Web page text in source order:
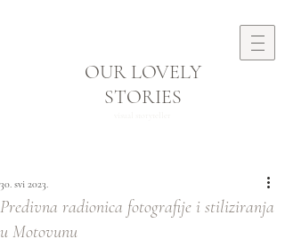
OUR LOVELY
STORIES
Predivna radionica fotografije i stiliziranja
u Motovunu
30. svi 2023.